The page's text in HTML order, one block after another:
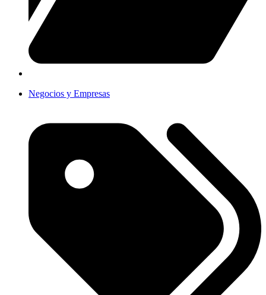
Negocios y Empresas